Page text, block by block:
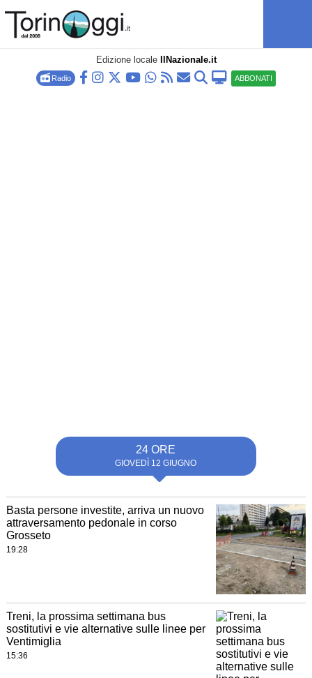
Edizione locale IlNazionale.it
Radio ABBONATI
24 ORE
GIOVEDÌ 12 GIUGNO
Basta persone investite, arriva un nuovo
attraversamento pedonale in corso
Grosseto
19:28
Treni, la prossima settimana bus
sostitutivi e vie alternative sulle linee per
Ventimiglia
15:36